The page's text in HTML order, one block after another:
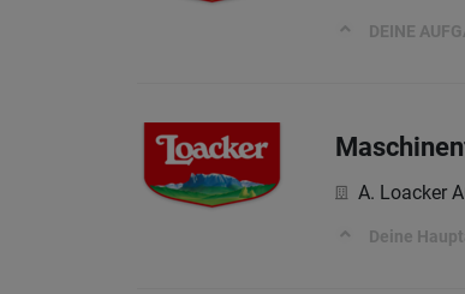
DEINE
A. Loacker
Deine